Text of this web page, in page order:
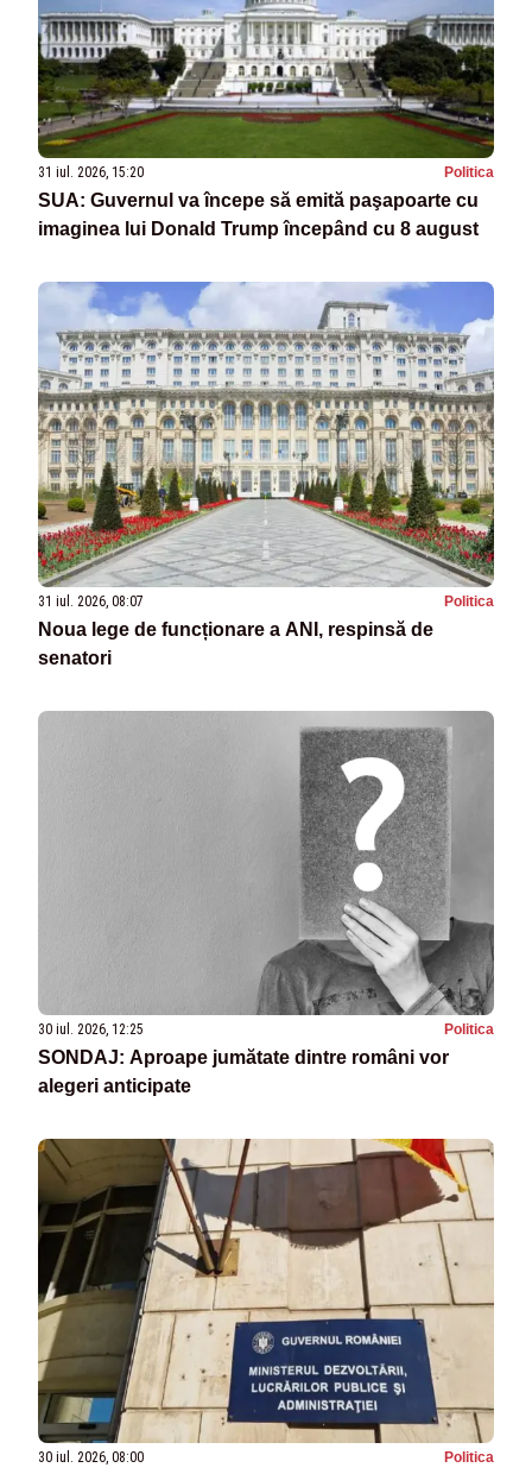
31 iul. 2026, 15:20 Politica
SUA: Guvernul va începe să emită paşapoarte cu
imaginea lui Donald Trump începând cu 8 august
31 iul. 2026, 08:07 Politica
Noua lege de funcționare a ANI, respinsă de
senatori
30 iul. 2026, 12:25 Politica
SONDAJ: Aproape jumătate dintre români vor
alegeri anticipate
30 iul. 2026, 08:00 Politica